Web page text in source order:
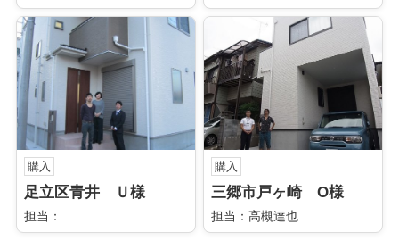
購入
足立区青井 Ｕ様
担当：
購入
三郷市戸ヶ崎 O様
担当：高槻達也